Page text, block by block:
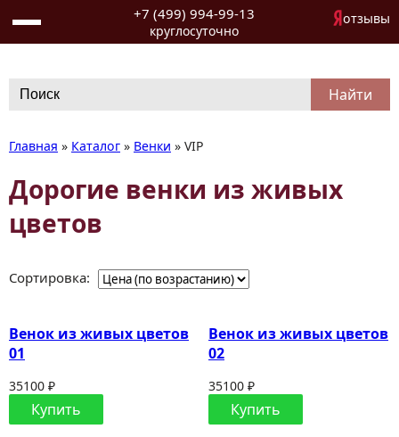
+7 (499) 994-99-13
круглосуточно
отзывы
for:
Главная » Каталог » Венки » VIP
Дорогие венки из живых
цветов
Сортировка:
Венок из живых цветов
01
35100 ₽
Купить
Венок из живых цветов
02
35100 ₽
Купить